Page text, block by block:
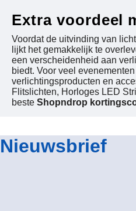
Extra voordeel
Voordat de uitvinding van
lijkt het gemakkelijk te
een verscheidenheid aan
biedt. Voor veel
verlichtingsproducten en
Flitslichten, Horloges LED
beste Shopndrop
Nieuwsbrief